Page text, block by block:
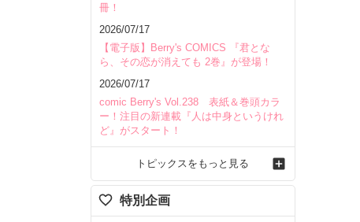
冊！
2026/07/17
【電子版】Berry's COMICS 『君とな
ら、その恋が消えても 2巻』が登場！
2026/07/17
comic Berry's Vol.238 表紙＆巻頭カラ
ー！注目の新連載『人は中身というけれ
ど』がスタート！
トピックスをもっと見る
特別企画